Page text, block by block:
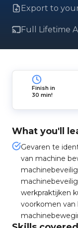
Export to
Full Lifetime
Finish in
30 min!
What you'll
Gevaren te
van machine
werkpraktijken
voorkomen van